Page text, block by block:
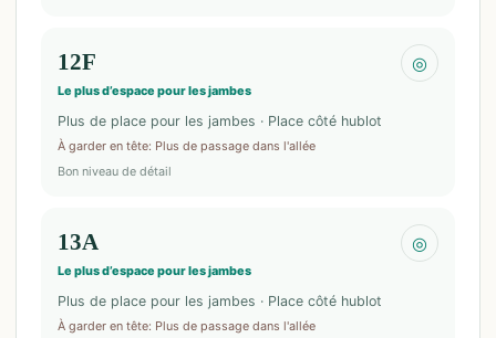
12F
Le plus d’espace pour les jambes
◎
Plus de place pour les jambes · Place côté hublot
À garder en tête: Plus de passage dans l'allée
Bon niveau de détail
13A
Le plus d’espace pour les jambes
◎
Plus de place pour les jambes · Place côté hublot
À garder en tête: Plus de passage dans l'allée